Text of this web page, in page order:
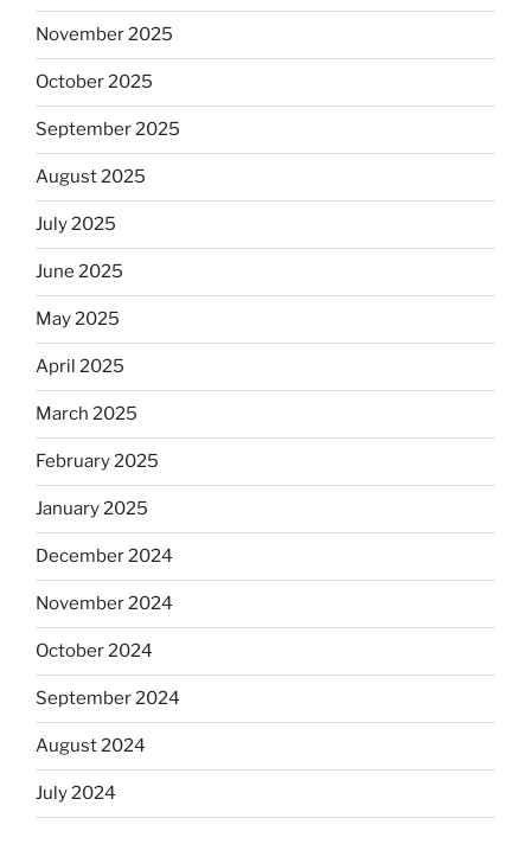
November 2025
October 2025
September 2025
August 2025
July 2025
June 2025
May 2025
April 2025
March 2025
February 2025
January 2025
December 2024
November 2024
October 2024
September 2024
August 2024
July 2024